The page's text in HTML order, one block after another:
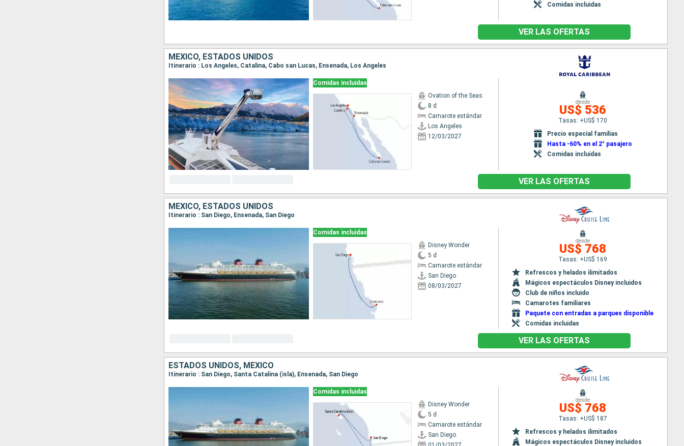
Comidas incluidas
VER LAS OFERTAS
MÉXICO, ESTADOS UNIDOS
Itinerario : Los Angeles, Catalina, Cabo san Lucas, Ensenada, Los Angeles
Comidas incluidas
Ovation of the Seas
8 d
Camarote estándar
Los Angeles
12/03/2027
desde
US$ 536
Tasas: +US$ 170
Precio especial familias
Hasta -60% en el 2° pasajero
Comidas incluidas
VER LAS OFERTAS
MÉXICO, ESTADOS UNIDOS
Itinerario : San Diego, Ensenada, San Diego
Comidas incluidas
Disney Wonder
5 d
Camarote estándar
San Diego
08/03/2027
desde
US$ 768
Tasas: +US$ 169
Refrescos y helados ilimitados
Mágicos espectáculos Disney incluidos
Club de niños incluido
Camarotes familiares
Paquete con entradas a parques disponible
Comidas incluidas
VER LAS OFERTAS
ESTADOS UNIDOS, MÉXICO
Itinerario : San Diego, Santa Catalina (isla), Ensenada, San Diego
Comidas incluidas
Disney Wonder
5 d
Camarote estándar
San Diego
desde
US$ 768
Tasas: +US$ 187
Refrescos y helados ilimitados
Mágicos espectáculos Disney incluidos